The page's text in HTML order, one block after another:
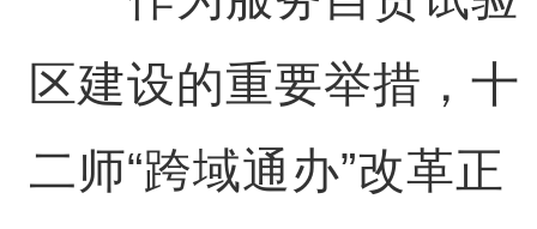
区建设的重要举措，十
二师“跨域通办”改革正